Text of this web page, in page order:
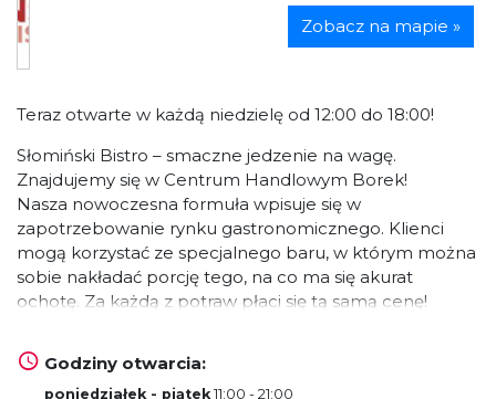
Zobacz na mapie »
Teraz otwarte w każdą niedzielę od 12:00 do 18:00!
Słomiński Bistro – smaczne jedzenie na wagę.
Znajdujemy się w Centrum Handlowym Borek!
Nasza nowoczesna formuła wpisuje się w
zapotrzebowanie rynku gastronomicznego. Klienci
mogą korzystać ze specjalnego baru, w którym można
sobie nakładać porcję tego, na co ma się akurat
ochotę. Za każdą z potraw płaci się tą samą cenę!
potrawy. Smakosze znajdą tu między innymi: gołąbki,
gulasz z kaszą, pieczeń wieprzową, kotlety schabowe i
Godziny otwarcia:
poniedziałek - piątek 11:00 - 21:00